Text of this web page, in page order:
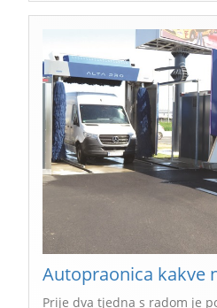
Autopraonica kakve
Prije dva tjedna s radom je